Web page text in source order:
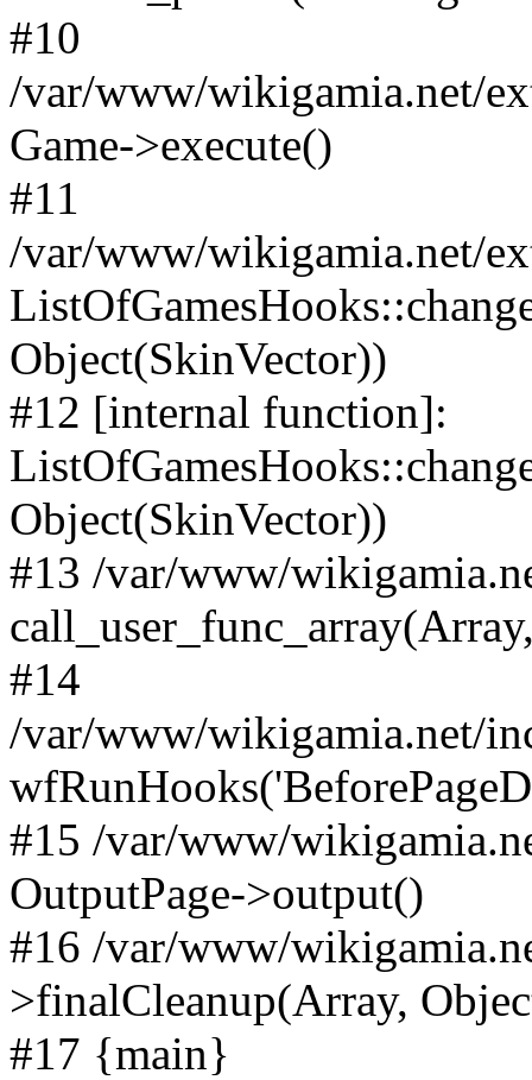
#10
/var/www/wikigamia.net/
Game->execute()
#11
/var/www/wikigamia.net/
Object(SkinVector))
#12 [internal function]:
Object(SkinVector))
#13 /var/www/
#14
/var/www/wikigamia.net/
#15 /var/www/
OutputPage->output()
#16 /var/www/
>finalCleanup(Array,
#17 {main}